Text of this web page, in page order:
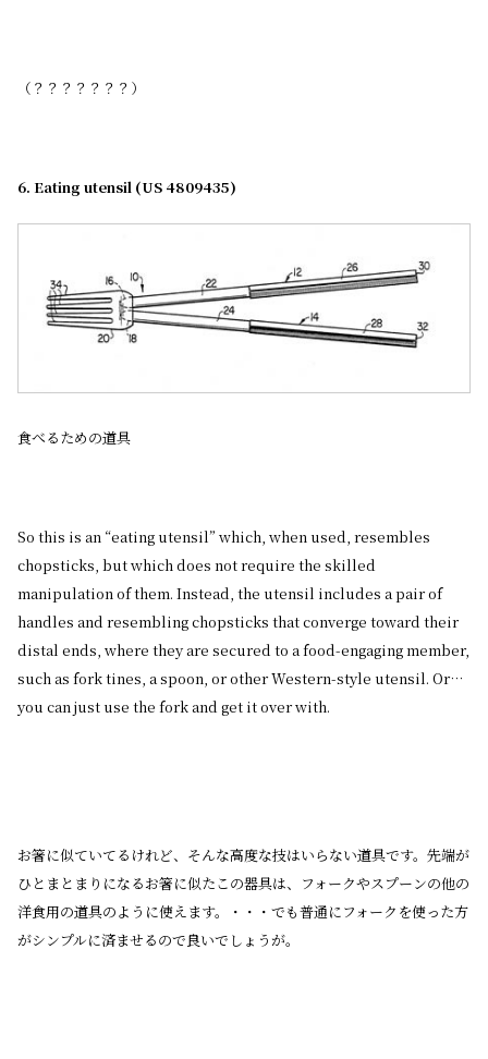
（？？？？？？？）
6. Eating utensil (US 4809435)
食べるための道具
So this is an “eating utensil” which, when used, resembles
chopsticks, but which does not require the skilled
manipulation of them. Instead, the utensil includes a pair of
handles and resembling chopsticks that converge toward their
distal ends, where they are secured to a food-engaging member,
such as fork tines, a spoon, or other Western-style utensil. Or…
you can just use the fork and get it over with.
お箸に似ていてるけれど、そんな高度な技はいらない道具です。先端が
ひとまとまりになるお箸に似たこの器具は、フォークやスプーンの他の
洋食用の道具のように使えます。・・・でも普通にフォークを使った方
がシンプルに済ませるので良いでしょうが。